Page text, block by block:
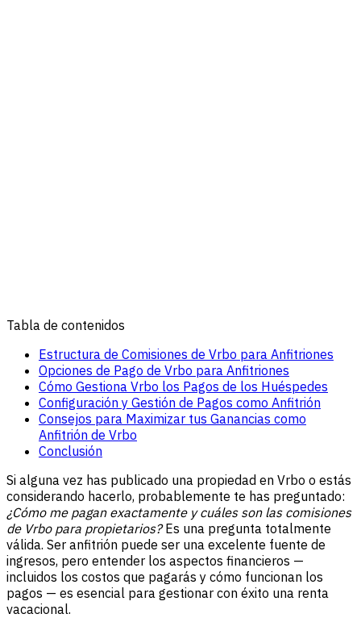
Tabla de contenidos
Estructura de Comisiones de Vrbo para Anfitriones
Opciones de Pago de Vrbo para Anfitriones
Cómo Gestiona Vrbo los Pagos de los Huéspedes
Configuración y Gestión de Pagos como Anfitrión
Consejos para Maximizar tus Ganancias como
Anfitrión de Vrbo
Conclusión
Si alguna vez has publicado una propiedad en Vrbo o estás
considerando hacerlo, probablemente te has preguntado:
¿Cómo me pagan exactamente y cuáles son las comisiones
de Vrbo para propietarios?Es una pregunta totalmente
válida. Ser anfitrión puede ser una excelente fuente de
ingresos, pero entender los aspectos financieros —
incluidos los costos que pagarás y cómo funcionan los
pagos — es esencial para gestionar con éxito una renta
vacacional.